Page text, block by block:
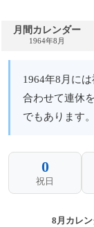
月間カレンダー
1964年8月
1964年8月に
合わせて連休
でもあります。
0
祝日
8月カレ